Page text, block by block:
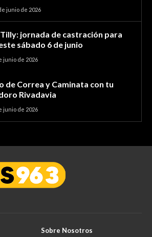
junio de 2026
jornada de castración para
sábado 6 de junio
junio de 2026
de Correa y Caminata con tu
Rivadavia
junio de 2026
Sobre Nosotros